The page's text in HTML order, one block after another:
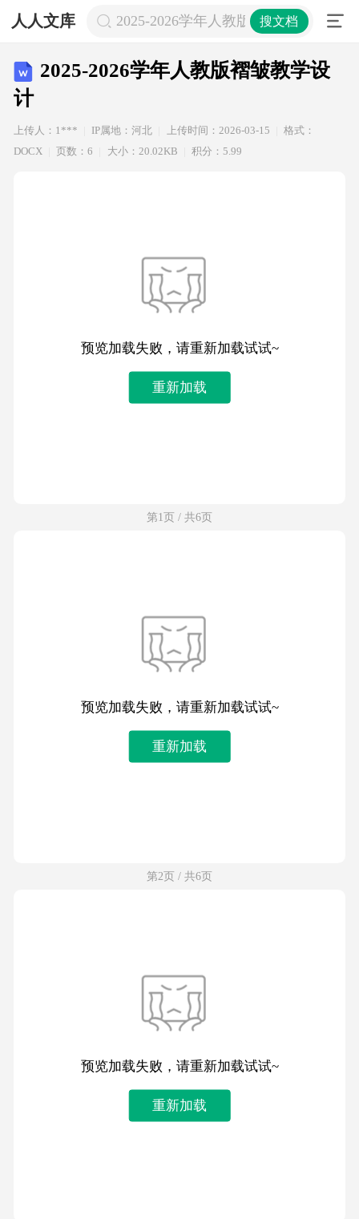
人人文库 2025-2026学年人教版褶皱教学设计
搜文档
2025-2026学年人教版褶皱教学设
计
上传人：1*** IP属地：河北 上传时间：2026-03-15
格式：
DOCX
页数：6 大小：20.02KB 积分：5.99
预览加载失败，请重新加载试试~
重新加载
第1页 / 共6页
预览加载失败，请重新加载试试~
重新加载
第2页 / 共6页
预览加载失败，请重新加载试试~
重新加载